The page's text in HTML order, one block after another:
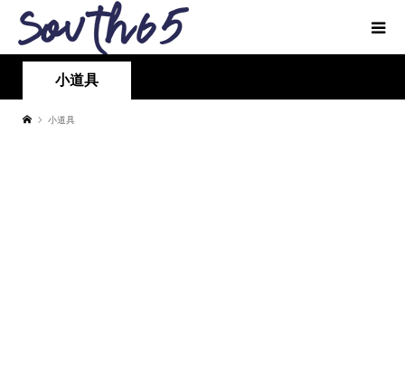
小道具
小道具